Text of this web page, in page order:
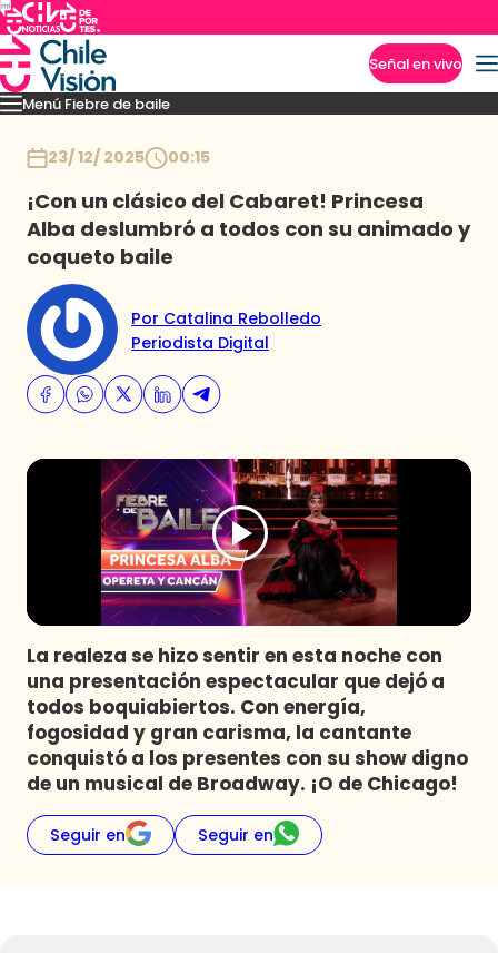
Señal en vivo
Menú Fiebre de baile
Mejores MomentosPresentacionesEl VAR-After del baile
23/ 12/ 2025 00:15
¡Con un clásico del Cabaret! Princesa
Alba deslumbró a todos con su animado y
coqueto baile
Por Catalina Rebolledo
Periodista Digital
La realeza se hizo sentir en esta noche con
una presentación espectacular que dejó a
todos boquiabiertos. Con energía,
fogosidad y gran carisma, la cantante
conquistó a los presentes con su show digno
de un musical de Broadway. ¡O de Chicago!
Seguir en Seguir en
Imperdibles
Programas
Club De La Comedia
Contigo en Directo
Plan Perfecto
El Tiempo
Sabingo
Todos Los Programas